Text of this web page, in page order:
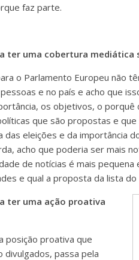
faz parte.
ter uma cobertura mediática
o Parlamento Europeu não
e no país e acho que
os objetivos, o porquê
que são propostas e
eleições e da importância
acho que poderia ser mais
de notícias é mais
e qual a proposta da lista do
ter uma ação proativa
posição proativa que
divulgados, passa pela